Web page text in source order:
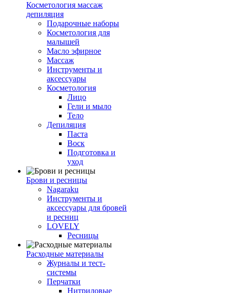
Косметология массаж
депиляция
Подарочные наборы
Косметология для
малышей
Масло эфирное
Массаж
Инструменты и
аксессуары
Косметология
Лицо
Гели и мыло
Тело
Депиляция
Паста
Воск
Подготовка и
уход
Брови и ресницы
Nagaraku
Инструменты и
аксессуары для бровей
и ресниц
LOVELY
Ресницы
Расходные материалы
Журналы и тест-
системы
Перчатки
Нитриловые